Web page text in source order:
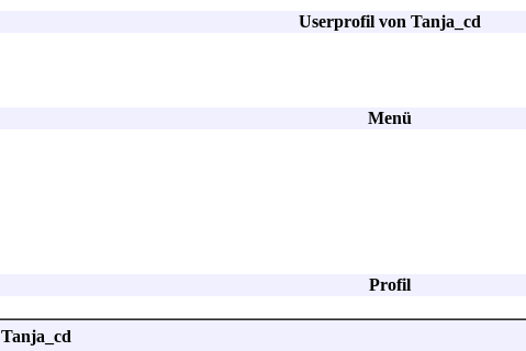
Userprofil von Tanja_cd
Menü
Profil
Tanja_cd